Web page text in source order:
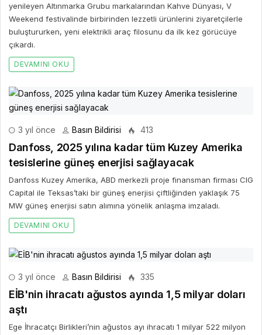
yenileyen Altınmarka Grubu markalarından Kahve Dünyası, V
Weekend festivalinde birbirinden lezzetli ürünlerini ziyaretçilerle
buluştururken, yeni elektrikli araç filosunu da ilk kez görücüye
çıkardı.
DEVAMINI OKU
3 yıl önce Basın Bildirisi 413
Danfoss, 2025 yılına kadar tüm Kuzey Amerika
tesislerine güneş enerjisi sağlayacak
Danfoss Kuzey Amerika, ABD merkezli proje finansman firması CIG
Capital ile Teksas’taki bir güneş enerjisi çiftliğinden yaklaşık 75
MW güneş enerjisi satın alımına yönelik anlaşma imzaladı.
DEVAMINI OKU
3 yıl önce Basın Bildirisi 335
EİB'nin ihracatı ağustos ayında 1,5 milyar doları
aştı
Ege İhracatçı Birlikleri’nin ağustos ayı ihracatı 1 milyar 522 milyon